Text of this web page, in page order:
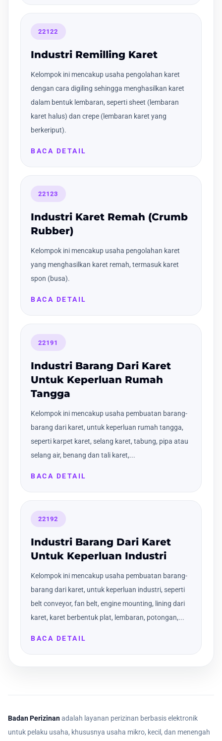
22122
Industri Remilling Karet
Kelompok ini mencakup usaha pengolahan karet
dengan cara digiling sehingga menghasilkan karet
dalam bentuk lembaran, seperti sheet (lembaran
karet halus) dan crepe (lembaran karet yang
berkeriput).
BACA DETAIL
22123
Industri Karet Remah (Crumb
Rubber)
Kelompok ini mencakup usaha pengolahan karet
yang menghasilkan karet remah, termasuk karet
spon (busa).
BACA DETAIL
22191
Industri Barang Dari Karet
Untuk Keperluan Rumah
Tangga
Kelompok ini mencakup usaha pembuatan barang-
barang dari karet, untuk keperluan rumah tangga,
seperti karpet karet, selang karet, tabung, pipa atau
selang air, benang dan tali karet,...
BACA DETAIL
22192
Industri Barang Dari Karet
Untuk Keperluan Industri
Kelompok ini mencakup usaha pembuatan barang-
barang dari karet, untuk keperluan industri, seperti
belt conveyor, fan belt, engine mounting, lining dari
karet, karet berbentuk plat, lembaran, potongan,...
BACA DETAIL
Badan Perizinanadalah layanan perizinan berbasis elektronik
untuk pelaku usaha, khususnya usaha mikro, kecil, dan menengah